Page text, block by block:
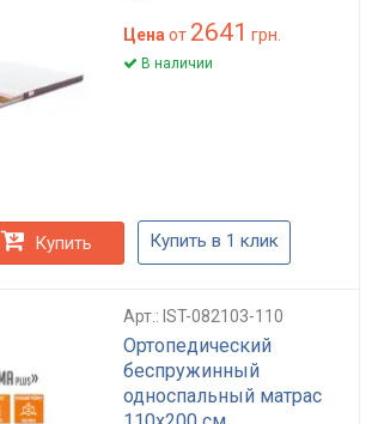
Цена от 2641 грн.
В наличии
Купить Купить в 1 клик
Арт.: IST-082103-110
Ортопедический
беспружинный
односпальный матрас